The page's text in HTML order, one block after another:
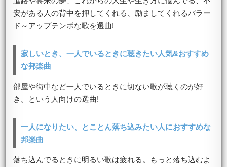
安がある人の背中を押してくれる、励ましてくれるバラー
ド～アップテンポな歌を選曲!
寂しいとき、一人でいるときに聴きたい人気&おすすめ
な邦楽曲
部屋や街中など一人でいるときに切ない歌が聴くのが好
き。という人向けの選曲!
一人になりたい、とことん落ち込みたい人におすすめな
邦楽曲
落ち込んでるときに明るい歌は疲れる。もっと落ち込むよ